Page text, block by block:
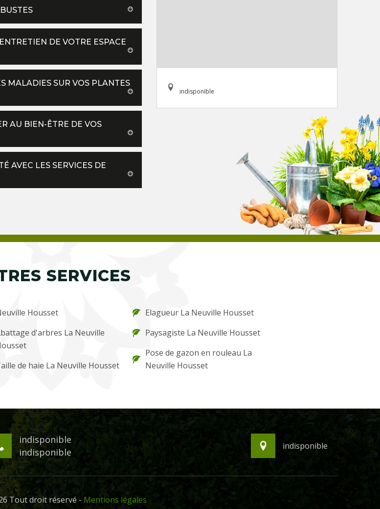
DE VOTRE ESPACE
MALADIES SUR VOS PLANTES
AU BIEN-ÊTRE DE VOS
AVEC LES SERVICES DE
indisponible
SERVICES
Housset
d'arbres La Neuville
de haie La Neuville Housset
Elagueur La Neuville Housset
Paysagiste La Neuville Housset
Pose de gazon en rouleau La
Neuville Housset
indisponible
indisponible
indisponible
Tout droit réservé - Mentions légales